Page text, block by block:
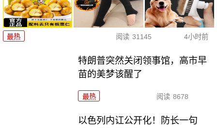
最热 阅读 31145 4小时前
特朗普突然关闭领事馆，高市早
苗的美梦该醒了
最热 阅读 8678
以色列内讧公开化！防长一句